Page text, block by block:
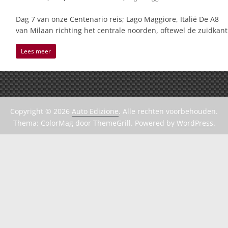
Dag 7 van onze Centenario reis; Lago Maggiore, Italië De A8
van Milaan richting het centrale noorden, oftewel de zuidkant
Lees meer
Copyright © 2026 Auto Edizione. Alle rechten voorbehouden.
Thema: ColorMag door ThemeGrill. Powered by WordPress.